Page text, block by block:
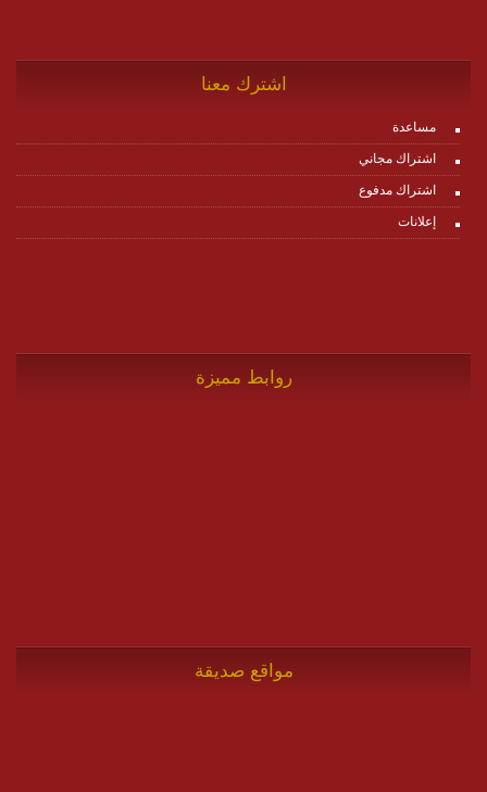
اشترك معنا
مساعدة
اشتراك مجاني
اشتراك مدفوع
إعلانات
روابط مميزة
مواقع صديقة